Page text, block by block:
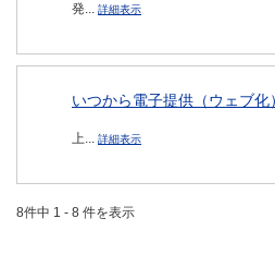
発... 詳細表示
いつから電子提供（ウェブ化
上... 詳細表示
8件中 1 - 8 件を表示